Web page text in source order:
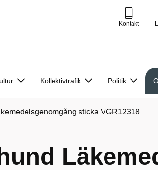
Kontakt
Kollektivtrafik Politik
sticka VGR12318